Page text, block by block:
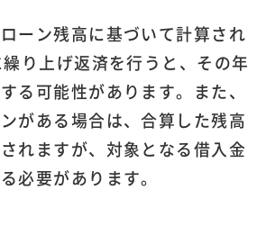
ーン残高に基づいて計算され
り上げ返済を行うと、その年
る可能性があります。また、
がある場合は、合算した残高
れますが、対象となる借入金
必要があります。